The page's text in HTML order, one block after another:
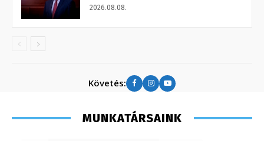
2026.08.08.
Követés:
MUNKATÁRSAINK